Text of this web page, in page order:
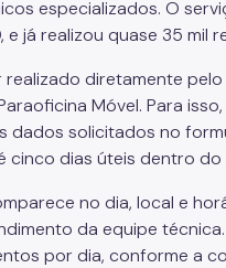
especializados. O
e já realizou quase 35 mil
diretamente
Móvel. Para
dados solicitados no
dias úteis dentro do
no dia, local e
da equipe
por dia, conforme a